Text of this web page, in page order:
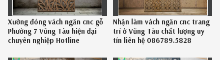
Xưởng đóng vách ngăn cnc gỗ
Phường 7 Vũng Tàu hiện đại
chuyên nghiệp Hotline
Nhận làm vách ngăn cnc trang
trí ở Vũng Tàu chất lượng uy
tín liên hệ 086789.5828